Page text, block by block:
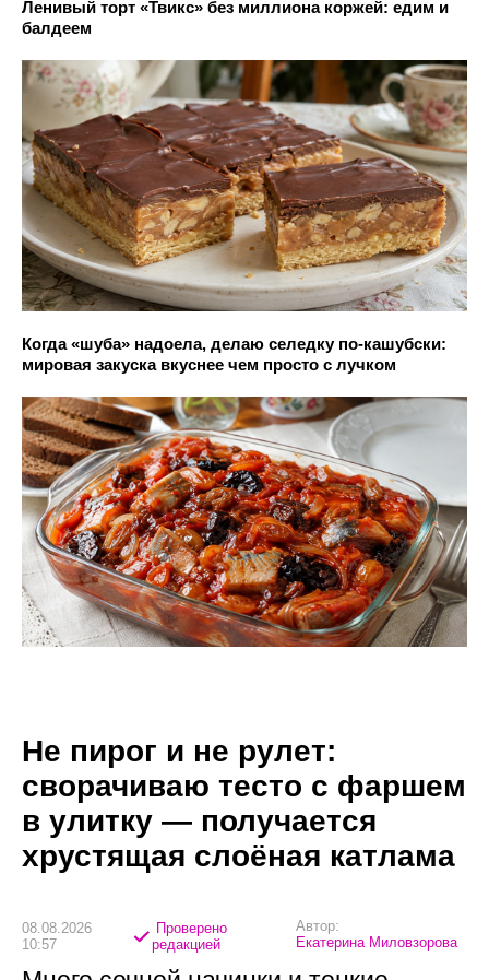
Ленивый торт «Твикс» без миллиона коржей: едим и
балдеем
Когда «шуба» надоела, делаю селедку по-кашубски:
мировая закуска вкуснее чем просто с лучком
Не пирог и не рулет:
сворачиваю тесто с фаршем
в улитку — получается
хрустящая слоёная катлама
08.08.2026
10:57
Проверено
редакцией
Автор:
Екатерина Миловзорова